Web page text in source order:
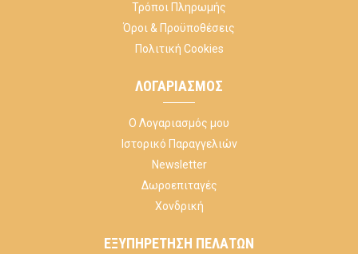
Τρόποι Πληρωμής
Όροι & Προϋποθέσεις
Πολιτική Cookies
ΛΟΓΑΡΙΑΣΜΌΣ
Ο Λογαριασμός μου
Ιστορικό Παραγγελιών
Newsletter
Δωροεπιταγές
Χονδρική
ΕΞΥΠΗΡΈΤΗΣΗ ΠΕΛΑΤΏΝ